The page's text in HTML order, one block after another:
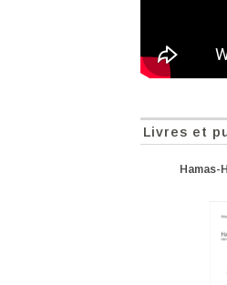
Livres et
Hamas-